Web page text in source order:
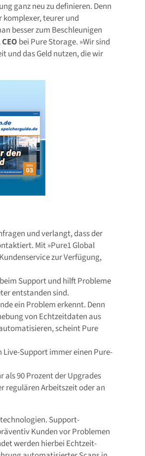
ganz neu zu definieren. Denn
teurer und
besser zum Beschleunigen
bei Pure Storage. »Wir sind
und das Geld nutzen, die wir
und verlangt, dass der
Mit »Pure1 Global
zur Verfügung,
Support und hilft Probleme
entstanden sind.
ein Problem erkennt. Denn
von Echtzeitdaten aus
scheint Pure
Support immer einen Pure-
90 Prozent der Upgrades
regulären Arbeitszeit oder an
Support-
Kunden vor Problemen
werden hierbei Echtzeit-